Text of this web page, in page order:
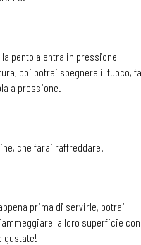
pentola entra in pressione
poi potrai spegnere il fuoco,
a pressione.
che farai raffreddare.
prima di servirle, potrai
la loro superficie con
gustate!